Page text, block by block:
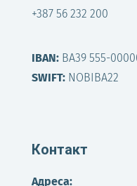
+387 56 232 200
IBAN:BA39 555-
SWIFT:NOBIBA22
Контакт
Адреса: